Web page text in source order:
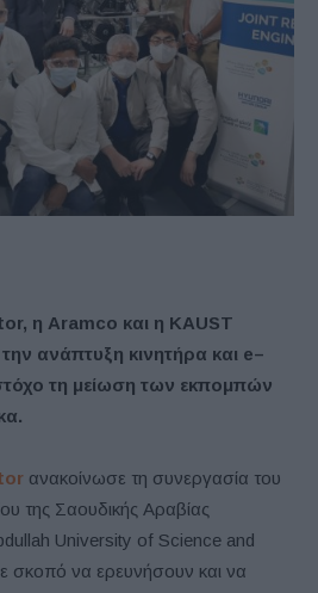
η Aramco και η KAUST
ανάπτυξη κινητήρα και e–
τη μείωση των εκπομπών
ανακοίνωσε τη συνεργασία του
της Σαουδικής Αραβίας
University of Science and
σκοπό να ερευνήσουν και να